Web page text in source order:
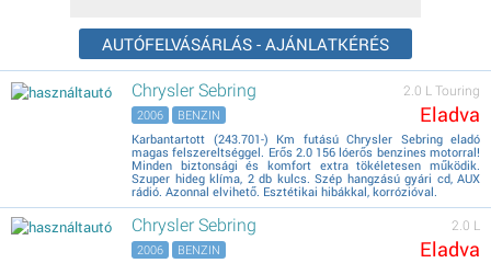
AUTÓFELVÁSÁRLÁS - AJÁNLATKÉRÉS
Chrysler Sebring 2.0 L Touring
Eladva
2006 BENZIN
Karbantartott (243.701-) Km futású Chrysler Sebring eladó
magas felszereltséggel. Erős 2.0 156 lóerős benzines motorral!
Minden biztonsági és komfort extra tökéletesen működik.
Szuper hideg klíma, 2 db kulcs. Szép hangzású gyári cd, AUX
rádió. Azonnal elvihető. Esztétikai hibákkal, korrózióval.
Chrysler Sebring 2.0 L
Eladva
2006 BENZIN